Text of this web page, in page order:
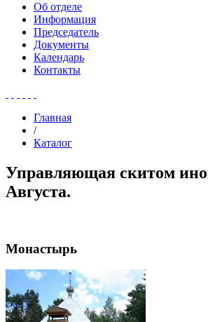
Об отделе
Информация
Председатель
Документы
Календарь
Контакты
Главная
/
Каталог
Управляющая скитом
Августа.
Монастырь